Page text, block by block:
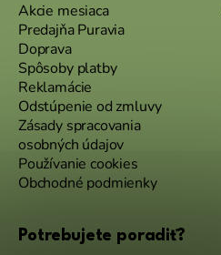
Akcie mesiaca
Predajňa Puravia
Doprava
Spôsoby platby
Reklamácie
Odstúpenie od zmluvy
Zásady spracovania
osobných údajov
Používanie cookies
Obchodné podmienky
Potrebujete poradiť?